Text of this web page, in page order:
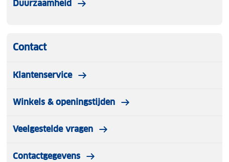
Duurzaamheid
Contact
Klantenservice
Winkels & openingstijden
Veelgestelde vragen
Contactgegevens